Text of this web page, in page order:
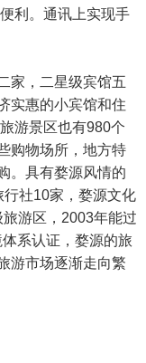
利。通讯上实现手
家，二星级宾馆五
实惠的小宾馆和住
游景区也有980个
购物场所，地方特
。具有婺源风情的
社10家，婺源文化
游区，2003年能过
系认证，婺源的旅
游市场逐渐走向繁